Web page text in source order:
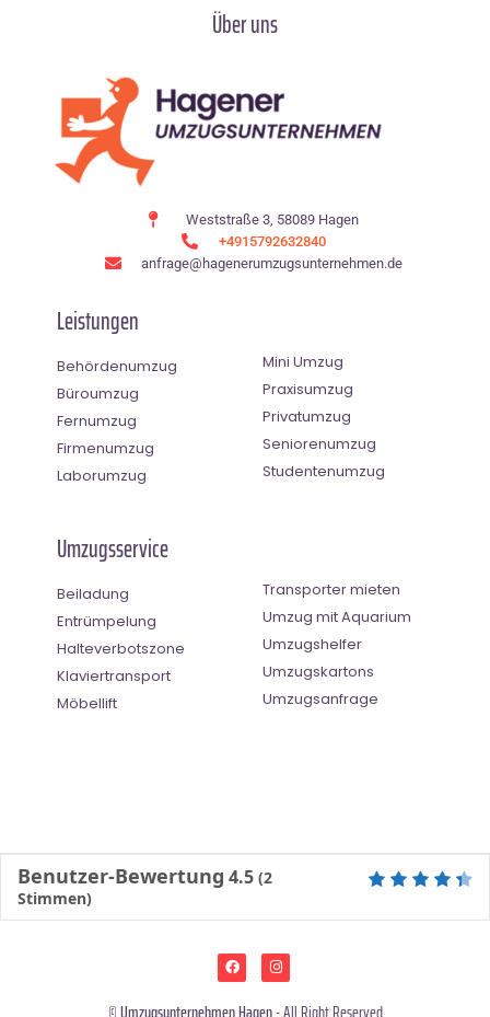
Über uns
Weststraße 3, 58089 Hagen
+4915792632840
anfrage@hagenerumzugsunternehmen.de
Leistungen
Behördenumzug
Büroumzug
Fernumzug
Firmenumzug
Laborumzug
Mini Umzug
Praxisumzug
Privatumzug
Seniorenumzug
Studentenumzug
Umzugsservice
Beiladung
Entrümpelung
Halteverbotszone
Klaviertransport
Möbellift
Transporter mieten
Umzug mit Aquarium
Umzugshelfer
Umzugskartons
Umzugsanfrage
Benutzer-Bewertung 4.5 (2
Stimmen)